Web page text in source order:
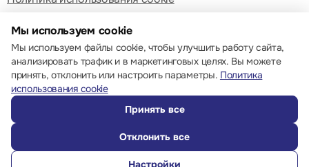
© 2013 – 2026 ECOM
Мы используем cookie
Мы используем файлы cookie, чтобы улучшить работу сайта,
анализировать трафик и в маркетинговых целях. Вы можете
принять, отклонить или настроить параметры. Политика
использования cookie
Принять все
Отклонить все
Настройки